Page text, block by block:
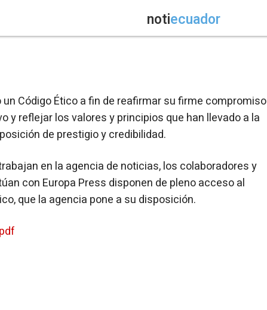
notiecuador
Código Ético a fin de reafirmar su firme compromiso
y reflejar los valores y principios que han llevado a la
de prestigio y credibilidad.
en la agencia de noticias, los colaboradores y
con Europa Press disponen de pleno acceso al
que la agencia pone a su disposición.